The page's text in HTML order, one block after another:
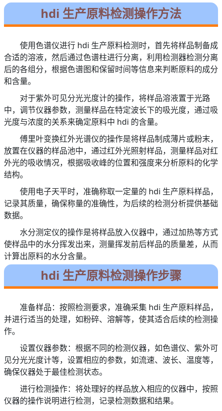
hdi 生产原料检测操作方法
使用色谱仪进行 hdi 生产原料检测时，首先将样品制备成
合适的溶液，然后通过色谱柱进行分离，利用检测器检测分离
后的各组分，根据色谱图和保留时间等信息来判断原料的成分
和含量。
对于紫外可见分光光度计的操作，将样品溶液置于光路
中，调节仪器参数，测量样品在特定波长下的吸光度，通过吸
光度与浓度的关系来确定原料中 hdi 的含量。
傅里叶变换红外光谱仪的操作是将样品制成薄片或粉末，
放置在仪器的样品池中，通过红外光照射样品，测量样品对红
外光的吸收情况，根据吸收峰的位置和强度来分析原料的化学
结构。
使用电子天平时，准确称取一定量的 hdi 生产原料样品，
记录其质量，确保称量的准确性，为后续的检测分析提供基础
数据。
水分测定仪的操作是将样品放入仪器中，通过加热等方式
使样品中的水分挥发出来，测量挥发前后样品的质量差，从而
计算出原料的水分含量。
hdi 生产原料检测操作步骤
准备样品：按照检测要求，准确采集 hdi 生产原料样品，
并进行适当的处理，如粉碎、溶解等，使其适合后续的检测操
作。
设置仪器参数：根据不同的检测仪器，如色谱仪、紫外可
见分光光度计等，设置相应的参数，如流速、波长、温度等，
确保仪器处于最佳检测状态。
进行检测操作：将处理好的样品放入相应的仪器中，按照
仪器的操作说明进行检测，记录检测数据和结果。